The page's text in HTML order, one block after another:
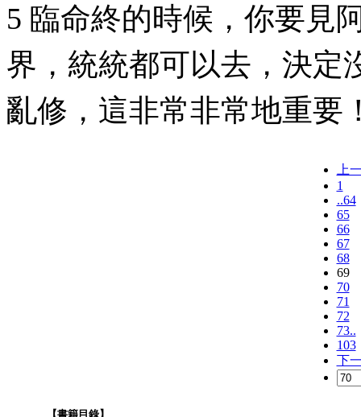
5 臨命終的時候，你要見
界，統統都可以去，決定
亂修，這非常非常地重要
上
1
..64
65
66
67
68
69
70
71
72
73..
103
下
【書籍目錄】